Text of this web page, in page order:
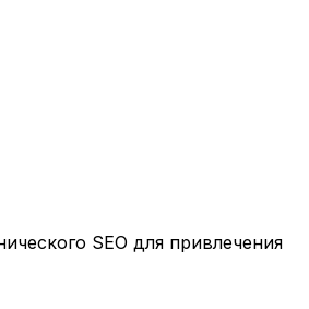
SEO для привлечения